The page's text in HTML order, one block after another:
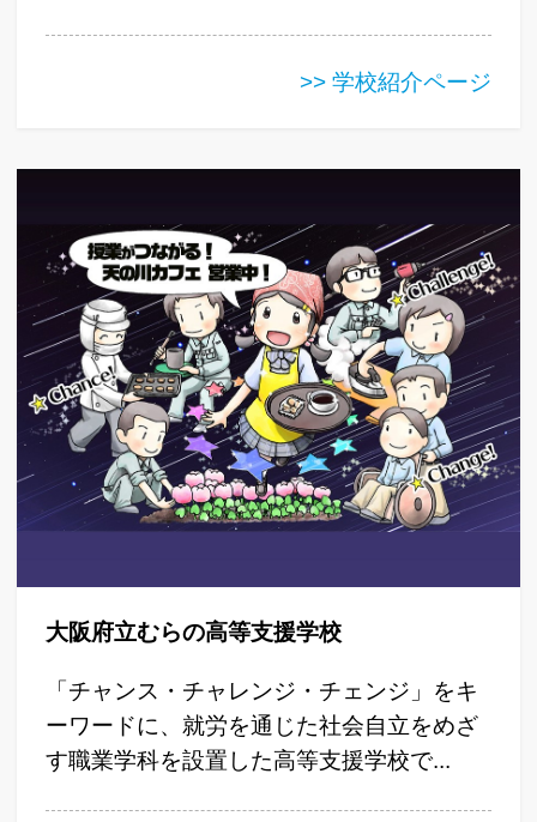
>> 学校紹介ページ
大阪府立むらの高等支援学校
「チャンス・チャレンジ・チェンジ」をキ
ーワードに、就労を通じた社会自立をめざ
す職業学科を設置した高等支援学校で...